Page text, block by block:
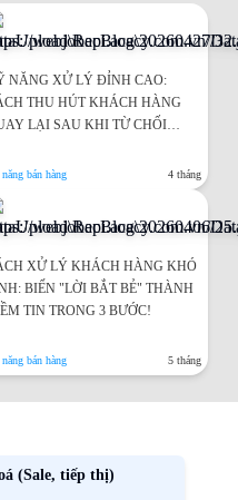
(Sale, tiếp thị)
NĂNG XỬ LÝ ĐỈNH CAO:
THU HÚT KHÁCH HÀNG
LẠI SAU KHI TỪ CHỐI
bán hàng 4 tháng
XỬ LÝ KHÁCH HÀNG KHÓ
BIẾN "LỜI BẮT BẺ" THÀNH
TIN TRONG 3 BƯỚC!
bán hàng 5 tháng